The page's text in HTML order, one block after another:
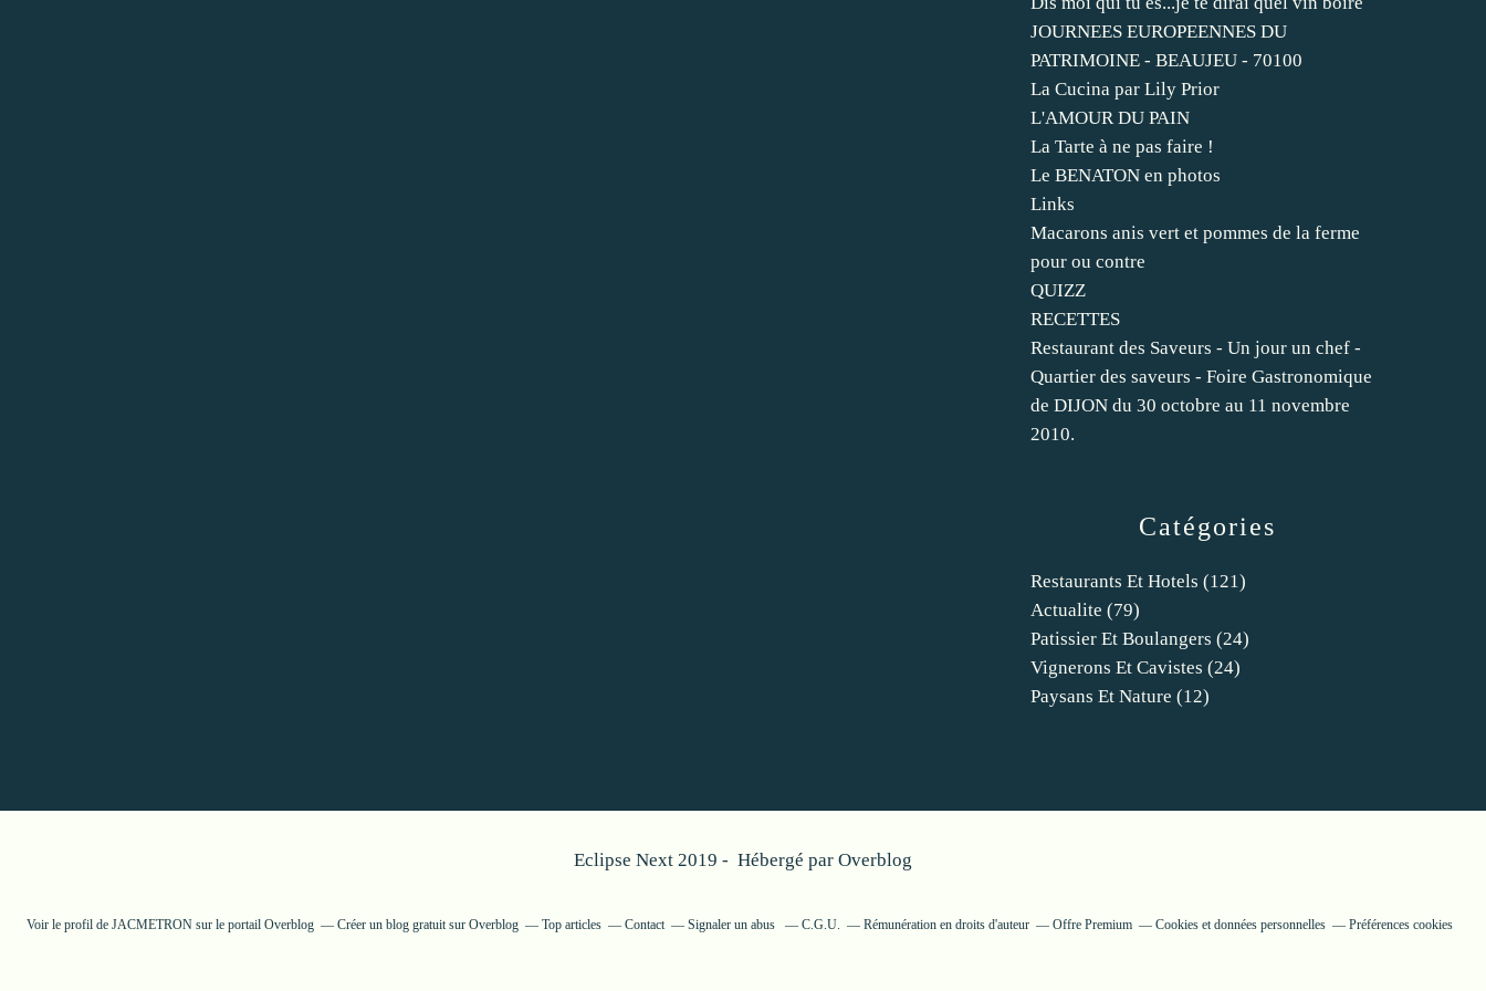
Catégories
Restaurants Et Hotels (121)
Actualite (79)
Patissier Et Boulangers (24)
Vignerons Et Cavistes (24)
Paysans Et Nature (12)
JOURNEES EUROPEENNES DU
PATRIMOINE - BEAUJEU - 70100
La Cucina par Lily Prior
L'AMOUR DU PAIN
La Tarte à ne pas faire !
Le BENATON en photos
Links
Macarons anis vert et pommes de la ferme
pour ou contre
QUIZZ
RECETTES
Restaurant des Saveurs - Un jour un chef -
Quartier des saveurs - Foire Gastronomique
de DIJON du 30 octobre au 11 novembre
2010.
Eclipse Next 2019 - Hébergé par Overblog
Voir le profil de JACMETRON sur le portail Overblog Créer un blog gratuit sur Overblog Top articles Contact Signaler un abus C.G.U. Rémunération en droits d'auteur Offre Premium Cookies et données personnelles Préférences cookies